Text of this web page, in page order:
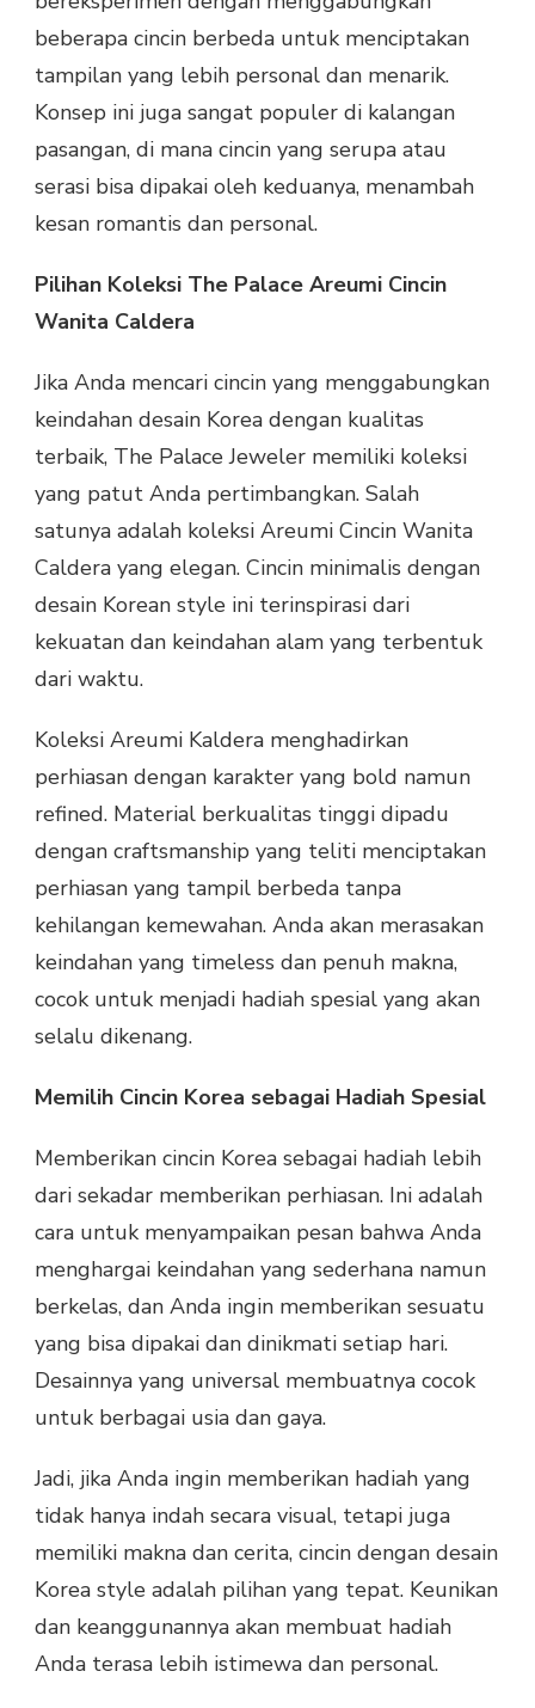
beberapa cincin berbeda untuk menciptakan
tampilan yang lebih personal dan menarik.
Konsep ini juga sangat populer di kalangan
pasangan, di mana cincin yang serupa atau
serasi bisa dipakai oleh keduanya, menambah
kesan romantis dan personal.
Pilihan Koleksi The Palace Areumi Cincin
Wanita Caldera
Jika Anda mencari cincin yang menggabungkan
keindahan desain Korea dengan kualitas
terbaik, The Palace Jeweler memiliki koleksi
yang patut Anda pertimbangkan. Salah
satunya adalah koleksi Areumi Cincin Wanita
Caldera yang elegan. Cincin minimalis dengan
desain Korean style ini terinspirasi dari
kekuatan dan keindahan alam yang terbentuk
dari waktu.
Koleksi Areumi Kaldera menghadirkan
perhiasan dengan karakter yang bold namun
refined. Material berkualitas tinggi dipadu
dengan craftsmanship yang teliti menciptakan
perhiasan yang tampil berbeda tanpa
kehilangan kemewahan. Anda akan merasakan
keindahan yang timeless dan penuh makna,
cocok untuk menjadi hadiah spesial yang akan
selalu dikenang.
Memilih Cincin Korea sebagai Hadiah Spesial
Memberikan cincin Korea sebagai hadiah lebih
dari sekadar memberikan perhiasan. Ini adalah
cara untuk menyampaikan pesan bahwa Anda
menghargai keindahan yang sederhana namun
berkelas, dan Anda ingin memberikan sesuatu
yang bisa dipakai dan dinikmati setiap hari.
Desainnya yang universal membuatnya cocok
untuk berbagai usia dan gaya.
Jadi, jika Anda ingin memberikan hadiah yang
tidak hanya indah secara visual, tetapi juga
memiliki makna dan cerita, cincin dengan desain
Korea style adalah pilihan yang tepat. Keunikan
dan keanggunannya akan membuat hadiah
Anda terasa lebih istimewa dan personal.